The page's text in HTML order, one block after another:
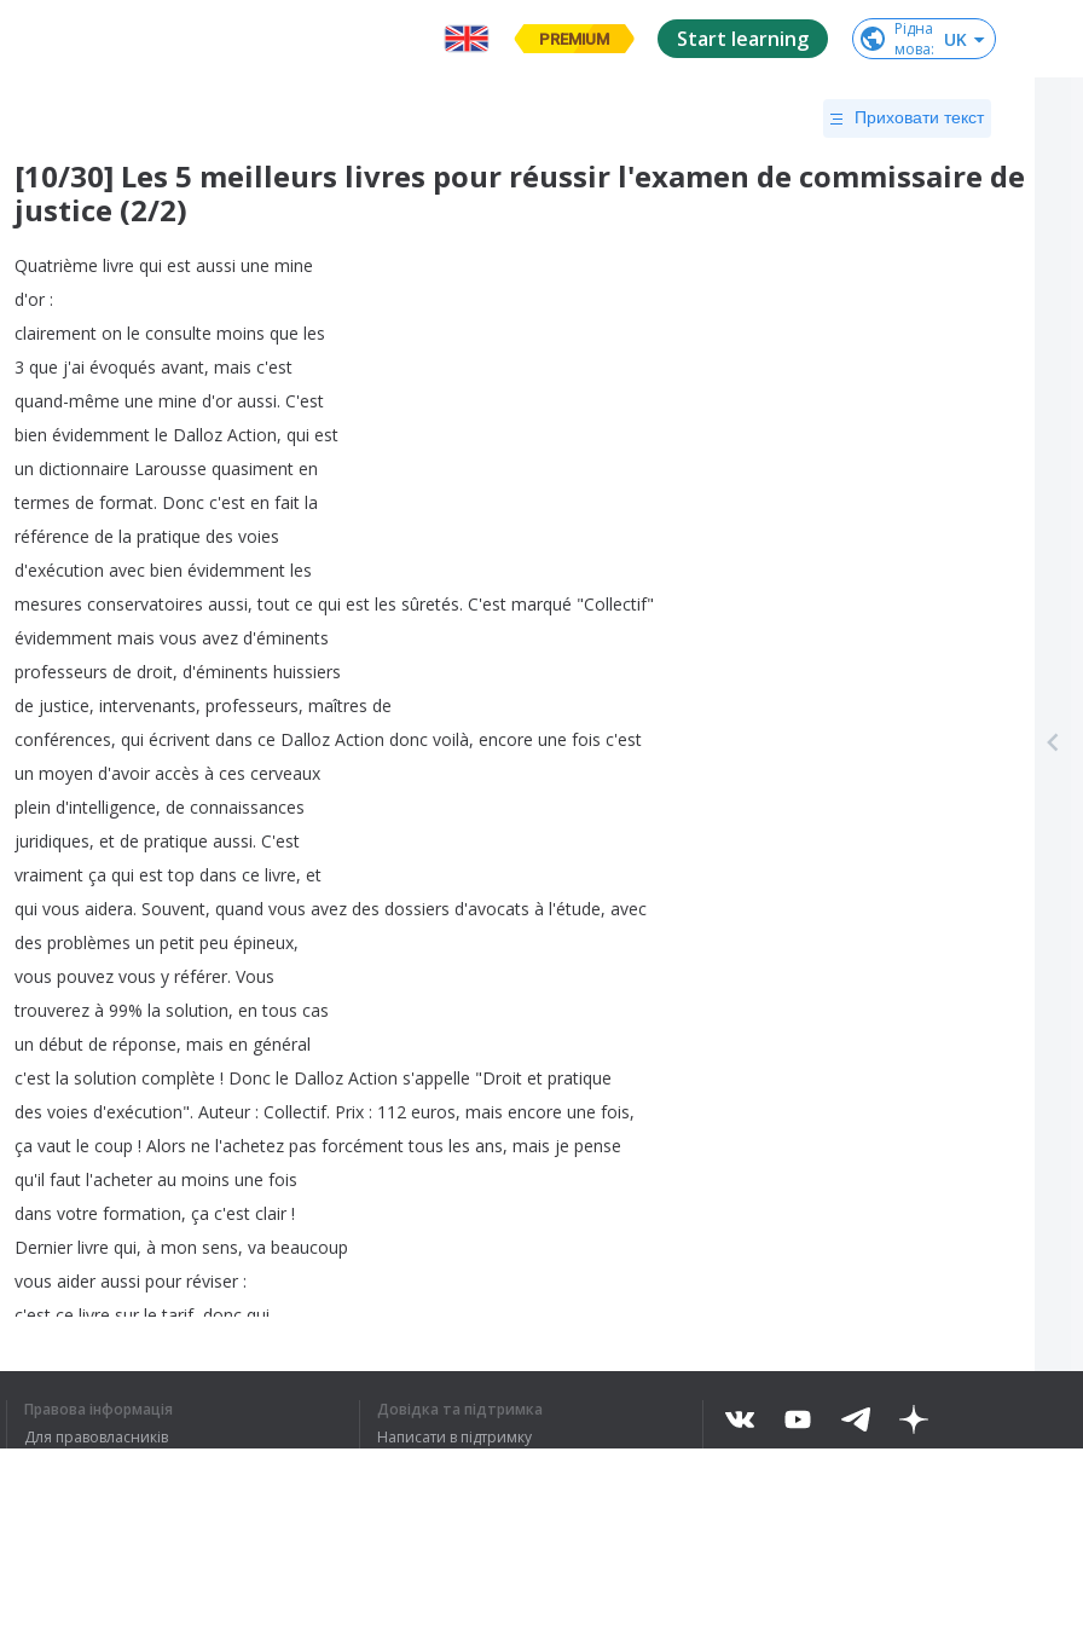
PREMIUM Start learning
Рідна
мова: UK
Приховати текст
[10/30] Les 5 meilleurs livres pour réussir l'examen de commissaire de
justice (2/2)
Quatrième livre qui est aussi une mine
d'or :
clairement on le consulte moins que les
3 que j'ai évoqués avant, mais c'est
quand-même une mine d'or aussi. C'est
bien évidemment le Dalloz Action, qui est
un dictionnaire Larousse quasiment en
termes de format. Donc c'est en fait la
référence de la pratique des voies
d'exécution avec bien évidemment les
mesures conservatoires aussi,tout ce qui est les sûretés. C'est marqué "Collectif"
évidemment mais vous avez d'éminents
professeurs de droit, d'éminents huissiers
de justice, intervenants, professeurs, maîtres de
conférences, qui écrivent dans ce Dalloz Action donc voilà, encore une fois c'est
un moyen d'avoir accès à ces cerveaux
plein d'intelligence, de connaissances
juridiques, et de pratique aussi. C'est
vraiment ça qui est top dans ce livre, et
qui vous aidera. Souvent, quand vous avez des dossiers d'avocats à l'étude, avec
des problèmes un petit peu épineux,
vous pouvez vous y référer. Vous
trouverez à 99% la solution, en tous cas
un début de réponse, mais en général
c'est la solution complète ! Donc le Dalloz Action s'appelle "Droit et pratique
des voies d'exécution". Auteur : Collectif. Prix : 112 euros, mais encore une fois,
ça vaut le coup ! Alors ne l'achetez pas forcément tous les ans, mais je pense
qu'il faut l'acheter au moins une fois
dans votre formation, ça c'est clair !
Dernier livre qui, à mon sens, va beaucoup
vous aider aussi pour réviser :
c'est ce livre sur le tarif, donc qui
Правова інформація
Для правовласників
Довідка та підтримка
Написати в підтримку